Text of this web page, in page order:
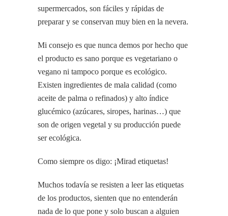
supermercados, son fáciles y rápidas de
preparar y se conservan muy bien en la nevera.
Mi consejo es que nunca demos por hecho que
el producto es sano porque es vegetariano o
vegano ni tampoco porque es ecológico.
Existen ingredientes de mala calidad (como
aceite de palma o refinados) y alto índice
glucémico (azúcares, siropes, harinas…) que
son de origen vegetal y su producción puede
ser ecológica.
Como siempre os digo: ¡Mirad etiquetas!
Muchos todavía se resisten a leer las etiquetas
de los productos, sienten que no entenderán
nada de lo que pone y solo buscan a alguien